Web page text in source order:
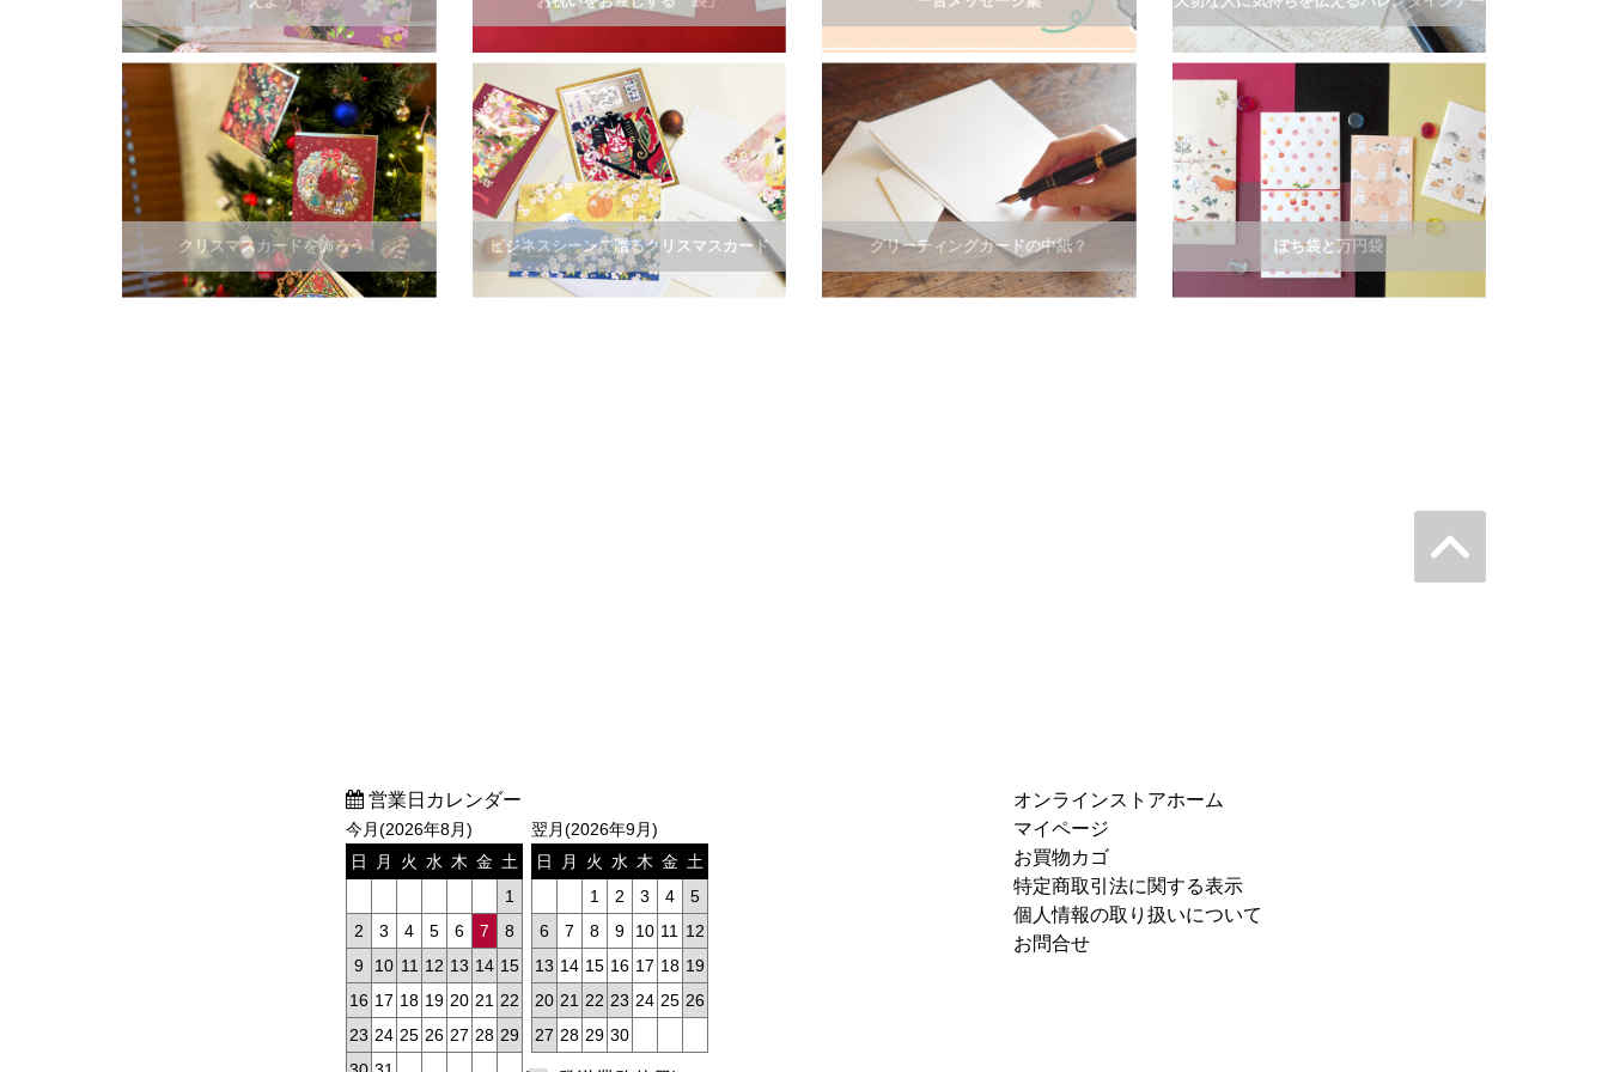
クリスマスカードを飾ろう！ ビジネスシーンで贈るクリスマスカード グリーティングカードの中紙？ ぽち袋と万円袋
営業日カレンダー
今月(2026年8月)
日
月 火 水 木 金 土
1
2
3 4 5 6 7
8
9
10 11 12 13 14 15
16 17 18 19 20 21 22
23 24 25 26 27 28 29
翌月(2026年9月)
日
月 火 水 木 金 土
1
2 3 4
5
6
7 8 9 10 11
12
13 14 15 16 17 18 19
20 21 22 23 24 25 26
27 28 29 30
オンラインストアホーム
マイページ
お買物カゴ
特定商取引法に関する表示
個人情報の取り扱いについて
お問合せ